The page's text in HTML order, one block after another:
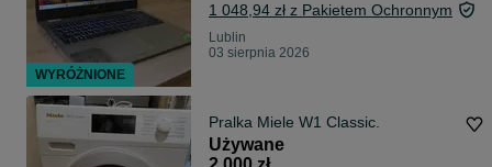
1 048,94 zł z Pakietem Ochronnym
Lublin
03 sierpnia 2026
Pralka Miele W1 Classic.
Używane
WYRÓŻNIONE